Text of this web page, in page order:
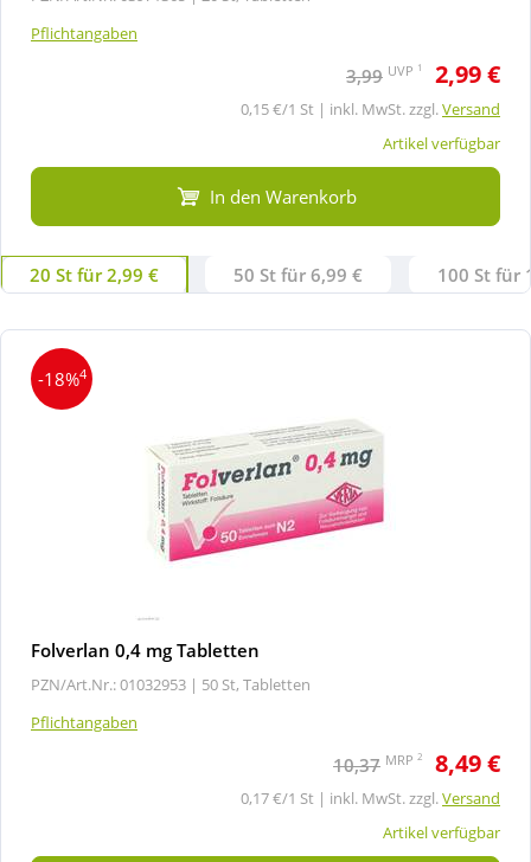
Pflichtangaben
3,99 UVP 1 2,99 €
0,15 €/1 St | inkl. MwSt. zzgl.Versand
Artikel verfügbar
In den Warenkorb
20 St für 2,99 € 50 St für 6,99 € 100 St für
-18%4
Folverlan 0,4 mg Tabletten
PZN/Art.Nr.: 01032953 | 50 St, Tabletten
Pflichtangaben
10,37 MRP 2 8,49 €
0,17 €/1 St | inkl. MwSt. zzgl.Versand
Artikel verfügbar